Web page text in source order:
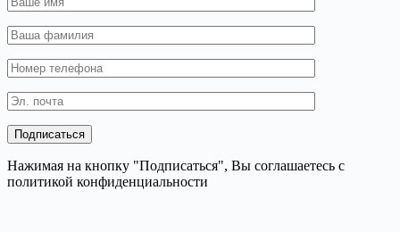
Нажимая на кнопку "Подписаться", Вы соглашаетесь с
политикой конфиденциальности